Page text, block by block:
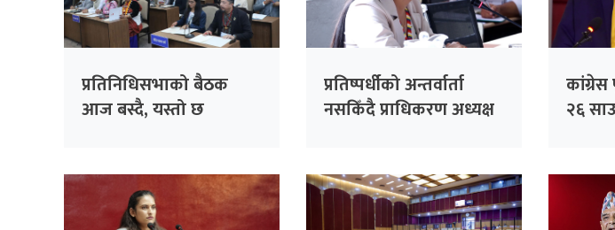
प्रतिनिधिसभाको बैठक
आज बस्दै, यस्तो छ
प्रतिष्पर्धीको अन्तर्वार्ता
नसकिँदै प्राधिकरण अध्यक्ष
कांग्रेस
२६